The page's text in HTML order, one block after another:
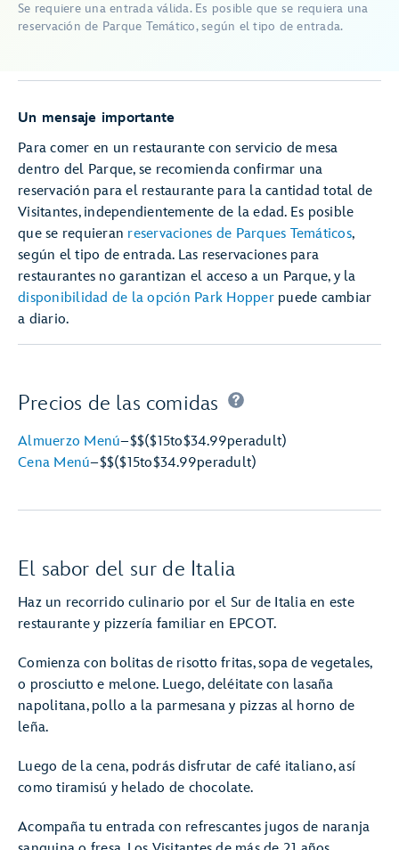
Se requiere una entrada válida. Es posible que se requiera una
reservación de Parque Temático, según el tipo de entrada.
Un mensaje importante
Para comer en un restaurante con servicio de mesa
dentro del Parque, se recomienda confirmar una
reservación para el restaurante para la cantidad total de
Visitantes, independientemente de la edad. Es posible
que se requieran reservaciones de Parques Temáticos,
según el tipo de entrada. Las reservaciones para
restaurantes no garantizan el acceso a un Parque, y la
disponibilidad de la opción Park Hopperpuede cambiar
a diario.
Precios de las comidas
Almuerzo Menú–$$($15to$34.99peradult)
Cena Menú–$$($15to$34.99peradult)
El sabor del sur de Italia
Haz un recorrido culinario por el Sur de Italia en este
restaurante y pizzería familiar en EPCOT.
Comienza con bolitas de risotto fritas, sopa de vegetales,
o prosciutto e melone. Luego, deléitate con lasaña
napolitana, pollo a la parmesana y pizzas al horno de
leña.
Luego de la cena, podrás disfrutar de café italiano, así
como tiramisú y helado de chocolate.
Acompaña tu entrada con refrescantes jugos de naranja